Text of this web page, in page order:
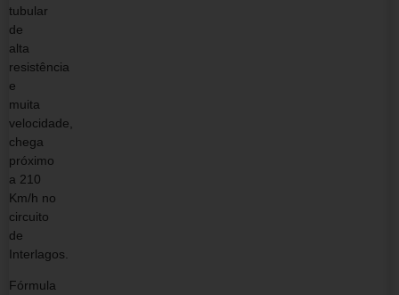
tubular
de
alta
resistência
e
muita
velocidade,
chega
próximo
a 210
Km/h no
circuito
de
Interlagos.
Fórmula